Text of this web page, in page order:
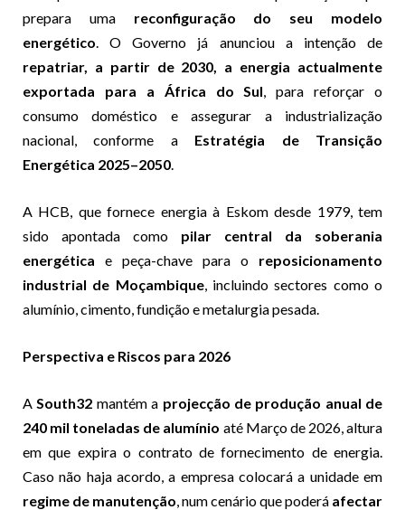
prepara uma reconfiguração do seu modelo
energético. O Governo já anunciou a intenção de
repatriar, a partir de 2030, a energia actualmente
exportada para a África do Sul, para reforçar o
consumo doméstico e assegurar a industrialização
nacional, conforme a Estratégia de Transição
Energética 2025–2050.
A HCB, que fornece energia à Eskom desde 1979, tem
sido apontada como pilar central da soberania
energética e peça-chave para o reposicionamento
industrial de Moçambique, incluindo sectores como o
alumínio, cimento, fundição e metalurgia pesada.
Perspectiva e Riscos para 2026
ASouth32 mantém a projecção de produção anual de
240 mil toneladas de alumínio até Março de 2026, altura
em que expira o contrato de fornecimento de energia.
Caso não haja acordo, a empresa colocará a unidade em
regime de manutenção, num cenário que poderá afectar